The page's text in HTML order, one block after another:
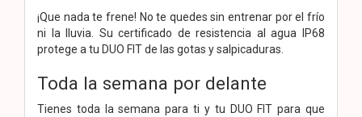
¡Que nada te frene! No te quedes sin entrenar por el frío
ni la lluvia. Su certificado de resistencia al agua IP68
protege a tu DUO FIT de las gotas y salpicaduras.
Toda la semana por delante
Tienes toda la semana para ti y tu DUO FIT para que